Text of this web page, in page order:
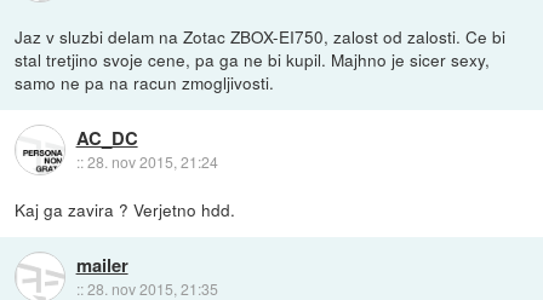
Jaz v sluzbi delam na Zotac ZBOX-EI750, zalost od zalosti. Ce bi
stal tretjino svoje cene, pa ga ne bi kupil. Majhno je sicer sexy,
samo ne pa na racun zmogljivosti.
AC_DC
::28. nov 2015, 21:24
Kaj ga zavira ? Verjetno hdd.
mailer
::28. nov 2015, 21:35